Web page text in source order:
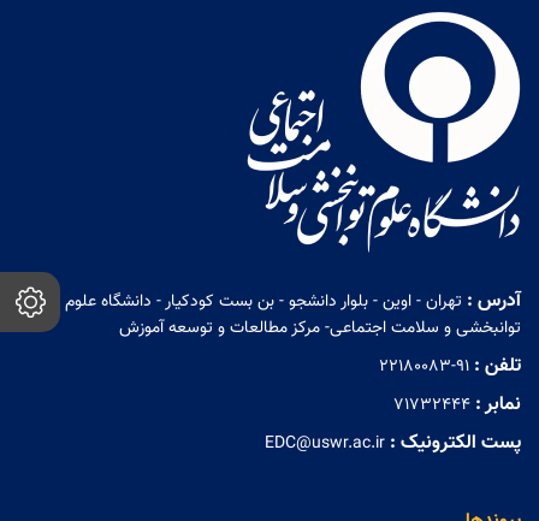
آدرس : تهران - اوین - بلوار دانشجو - بن بست کودکیار - دانشگاه علوم
توانبخشی و سلامت اجتماعی- مرکز مطالعات و توسعه آموزش
تلفن : 22180083-91
نمابر : 71732444
پست الکترونیک : EDC@uswr.ac.ir